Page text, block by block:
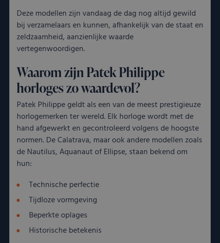
Deze modellen zijn vandaag de dag nog altijd gewild
bij verzamelaars en kunnen, afhankelijk van de staat en
zeldzaamheid, aanzienlijke waarde
vertegenwoordigen.
Waarom zijn Patek Philippe
horloges zo waardevol?
Patek Philippe geldt als een van de meest prestigieuze
horlogemerken ter wereld. Elk horloge wordt met de
hand afgewerkt en gecontroleerd volgens de hoogste
normen. De Calatrava, maar ook andere modellen zoals
de Nautilus, Aquanaut of Ellipse, staan bekend om
hun:
Technische perfectie
Tijdloze vormgeving
Beperkte oplages
Historische betekenis